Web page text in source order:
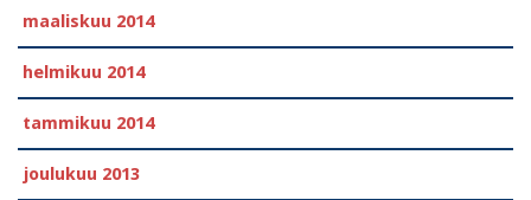
maaliskuu 2014
helmikuu 2014
tammikuu 2014
joulukuu 2013